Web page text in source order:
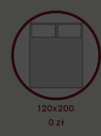
120x200
0 zł